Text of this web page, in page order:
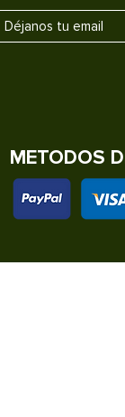
METODOS